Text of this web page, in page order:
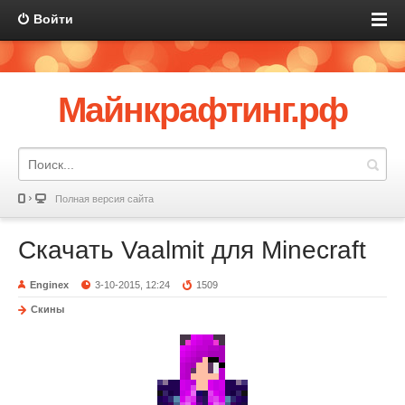
Войти
Майнкрафтинг.рф
Полная версия сайта
Скачать Vaalmit для Minecraft
Enginex 3-10-2015, 12:24 1509
Скины